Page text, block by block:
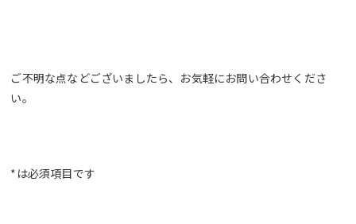
ご不明な点などございましたら、お気軽にお問い合わせくださ
い。
*は必須項目です